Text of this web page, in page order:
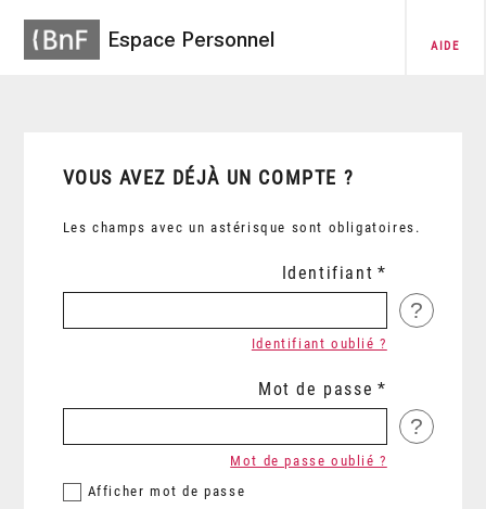
Espace Personnel AIDE
VOUS AVEZ DÉJÀ UN COMPTE ?
Les champs avec un astérisque sont obligatoires.
Identifiant
?
Identifiant oublié ?
Mot de passe
?
Afficher mot de passe
Mot de passe oublié ?